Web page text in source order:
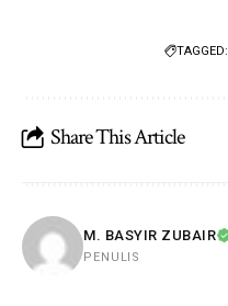
TAGGED:
Share This Article
M. BASYIR ZUBAIR
PENULIS